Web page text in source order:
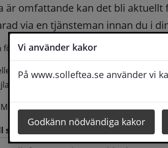
Vi använder kakor
På www.solleftea.se använder vi
Godkänn nödvändiga kakor
är omfattande kan det bli aktuellt
via en tjänsteman innan du i
för att du ska få hjälp och svar på dina
ringa oss med din fråga så besvarar
oss din fråga dygnt runt och du få svaret
sidan som frågan berör